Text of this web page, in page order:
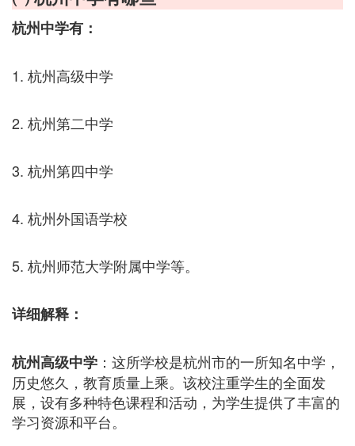
杭州中学有：
1. 杭州高级中学
2. 杭州第二中学
3. 杭州第四中学
4. 杭州外国语学校
5. 杭州师范大学附属中学等。
详细解释：
杭州高级中学 ：这所学校是杭州市的一所知名中学，
历史悠久，教育质量上乘。该校注重学生的全面发
展，设有多种特色课程和活动，为学生提供了丰富的
学习资源和平台。